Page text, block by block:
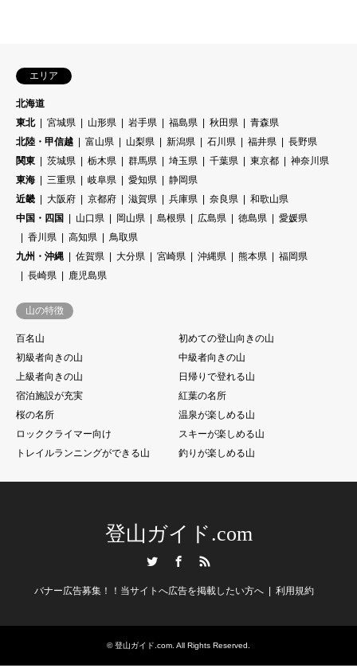
エリア
北海道
東北
宮城県 山形県 岩手県 福島県 秋田県
青森県
北陸・甲信越
富山県 山梨県 新潟県 石川県 福井県
長野県
関東
茨城県 栃木県 群馬県 埼玉県 千葉県 東京都
神奈川県
東海
三重県 岐阜県 愛知県
静岡県
近畿
大阪府 京都府 滋賀県 兵庫県 奈良県
和歌山県
中国・四国
山口県 岡山県 島根県 広島県 徳島県
愛媛県
香川県
高知県
鳥取県
九州・沖縄
佐賀県 大分県 宮崎県 沖縄県 熊本県
福岡県
長崎県
鹿児島県
山の特徴
百名山
初めての登山向きの山
初級者向きの山
中級者向きの山
上級者向きの山
日帰りで登れる山
宿泊施設が充実
紅葉の名所
桜の名所
温泉が楽しめる山
ロッククライマー向け
スキーが楽しめる山
トレイルランニングができる山
釣りが楽しめる山
登山ガイド.com
バナー広告募集！！当サイトへ広告を掲載したい方へ 利用規約
©登山ガイド.com. All Rights Reserved.